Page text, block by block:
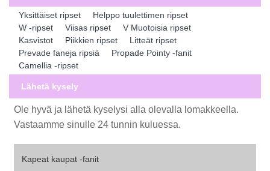
Yksittäiset ripset
Helppo tuulettimen ripset
W -ripset
Viisas ripset
V Muotoisia ripset
Kasvistot
Piikkien ripset
Litteät ripset
Prevade faneja ripsiä
Propade Pointy -fanit
Camellia -ripset
Lähetä kysely
Ole hyvä ja lähetä kyselysi alla olevalla lomakkeella.
Vastaamme sinulle 24 tunnin kuluessa.